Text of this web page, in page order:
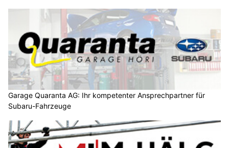
Garage Quaranta AG: Ihr kompetenter Ansprechpartner für
Subaru-Fahrzeuge